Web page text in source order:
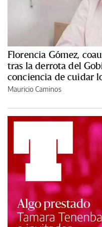
Florencia Gómez,
tras la derrota del
conciencia de cuidar
Mauricio Caminos